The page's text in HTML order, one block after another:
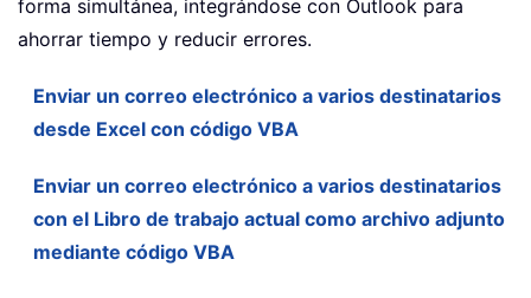
forma simultánea, integrándose con Outlook para
ahorrar tiempo y reducir errores.
Enviar un correo electrónico a varios destinatarios
desde Excel con código VBA
Enviar un correo electrónico a varios destinatarios
con el Libro de trabajo actual como archivo adjunto
mediante código VBA